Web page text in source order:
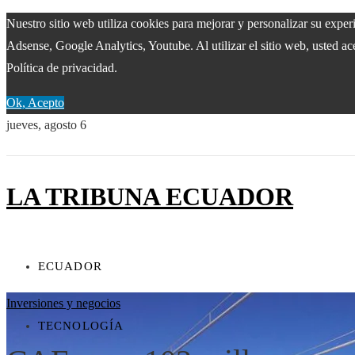
Nuestro sitio web utiliza cookies para mejorar y personalizar su
Adsense, Google Analytics, Youtube. Al utilizar el sitio web, usted
Política de privacidad.
Ok, Acepto
jueves, agosto 6
LA TRIBUNA ECUADOR
ECUADOR
TECNOLOGÍA
Inversiones y negocios